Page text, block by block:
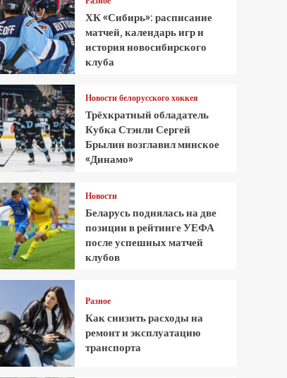
ХК «Сибирь»: расписание
матчей, календарь игр и
история новосибирского
клуба
Новости белорусского хоккея
Трёхкратный обладатель
Кубка Стэнли Сергей
Брылин возглавил минское
«Динамо»
Новости
Беларусь поднялась на две
позиции в рейтинге УЕФА
после успешных матчей
клубов
Разное
Как снизить расходы на
ремонт и эксплуатацию
транспорта